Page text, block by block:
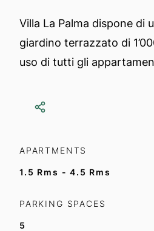
Villa La Palma dispone di
giardino terrazzato di
uso di tutti gli
APARTMENTS
1.5 Rms - 4.5 Rms
PARKING SPACES
5